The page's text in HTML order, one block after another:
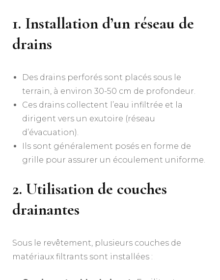
1. Installation d’un réseau de
drains
Des drains perforés sont placés sous le
terrain, à environ 30-50 cm de profondeur.
Ces drains collectent l’eau infiltrée et la
dirigent vers un exutoire (réseau
d’évacuation).
Ils sont généralement posés en forme de
grille pour assurer un écoulement uniforme.
2. Utilisation de couches
drainantes
Sous le revêtement, plusieurs couches de
matériaux filtrants sont installées :